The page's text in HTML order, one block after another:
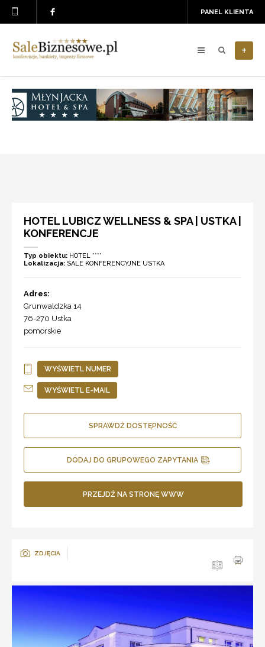
PANEL KLIENTA
+
HOTEL LUBICZ WELLNESS & SPA | USTKA |
KONFERENCJE
Typ obiektu: HOTEL ****
Lokalizacja: SALE KONFERENCYJNE USTKA
Adres:
Grunwaldzka 14
76-270 Ustka
pomorskie
WYŚWIETL NUMER
WYŚWIETL E-MAIL
SPRAWDŹ DOSTĘPNOŚĆ
DODAJ DO GRUPOWEGO ZAPYTANIA
PRZEJDŹ NA STRONĘ WWW
ZDJĘCIA